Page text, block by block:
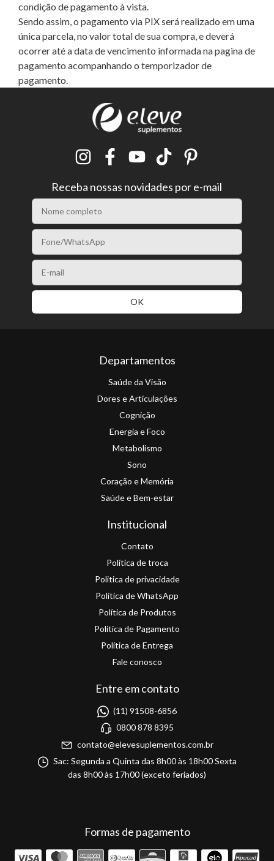
condição de pagamento à vista.
Sendo assim, o pagamento via PIX será realizado em uma
única parcela, no valor total de sua compra, e deverá
ocorrer até a data de vencimento informada na pagina de
pagamento acompanhando o temporizador de
pagamento.
Receba nossas novidades por e-mail
Departamentos
Saúde da Visão
Dores e Articulações
Cognição
Energia e Foco
Metabolismo
Sono
Coração e Memória
Saúde e Bem-estar
Institucional
Contato
Política de troca
Politica de privacidade
Política de WhatsApp
Política de Produtos
Política de Pagamento
Política de Entrega
Fale conosco
Entre em contato
(11) 91508-6856
0800 878 8395
contato@elevesuplementos.com.br
Sac: Segunda a Quinta das 8h00 às 18h00 Sexta
das 8h00 às 17h00 (exceto feriados)
Formas de pagamento